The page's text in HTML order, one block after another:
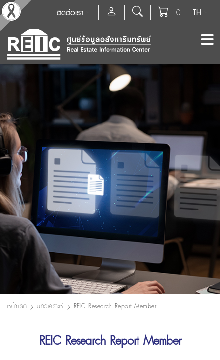
TH
0
ติดต่อเรา
หน้าแรก บทวิเคราะห์ REIC Research Report Member
REIC Research Report Member